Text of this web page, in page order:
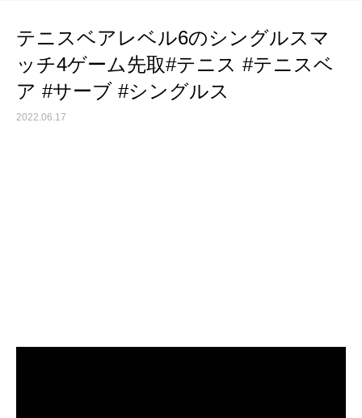
テニスベアレベル6のシングルスマ
ッチ4ゲーム先取#テニス #テニスベ
ア #サーブ #シングルス
2022.06.17